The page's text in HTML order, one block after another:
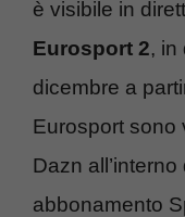
è visibile in
Eurosport 2, in
dicembre a
Eurosport sono
Dazn
abbonamento